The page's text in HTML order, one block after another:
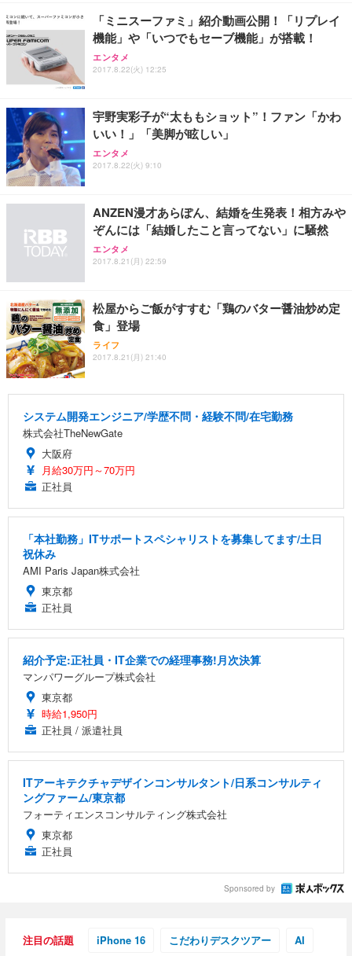
「ミニスーファミ」紹介動画公開！「リプレイ
機能」や「いつでもセーブ機能」が搭載！
エンタメ
2017.8.22(火) 12:25
宇野実彩子が“太ももショット”！ファン「かわ
いい！」「美脚が眩しい」
エンタメ
2017.8.22(火) 9:10
ANZEN漫才あらぽん、結婚を生発表！相方みや
ぞんには「結婚したこと言ってない」に騒然
エンタメ
2017.8.21(月) 22:59
松屋からご飯がすすむ「鶏のバター醤油炒め定
食」登場
ライフ
2017.8.21(月) 21:40
システム開発エンジニア/学歴不問・経験不問/在宅勤務
株式会社TheNewGate
大阪府
月給30万円～70万円
正社員
「本社勤務」ITサポートスペシャリストを募集してます/土日
祝休み
AMI Paris Japan株式会社
東京都
正社員
紹介予定:正社員・IT企業での経理事務!月次決算
マンパワーグループ株式会社
東京都
時給1,950円
正社員 / 派遣社員
ITアーキテクチャデザインコンサルタント/日系コンサルティ
ングファーム/東京都
フォーティエンスコンサルティング株式会社
東京都
正社員
Sponsored by
注目の話題 iPhone 16 こだわりデスクツアー AI